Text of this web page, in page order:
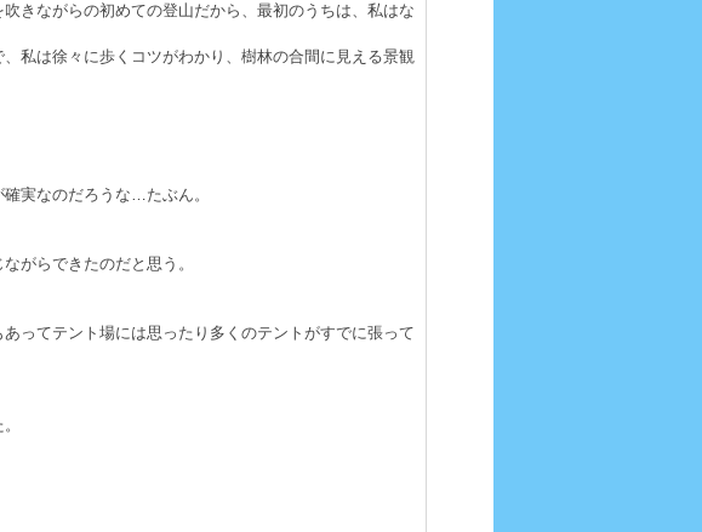
きながらの初めての登山だから、最初のうちは、私はな
私は徐々に歩くコツがわかり、樹林の合間に見える景観
実なのだろうな…たぶん。
がらできたのだと思う。
ってテント場には思ったり多くのテントがすでに張って